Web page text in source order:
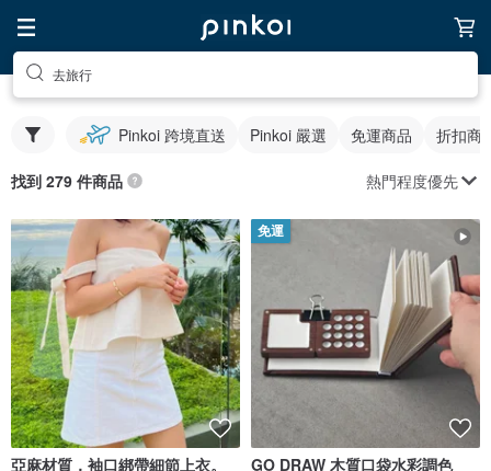
去旅行
Pinkoi 跨境直送 Pinkoi 嚴選 免運商品 折扣商
找到 279 件商品 熱門程度優先
亞麻材質，袖口綁帶細節上衣。
免運
GO DRAW 木質口袋水彩調色